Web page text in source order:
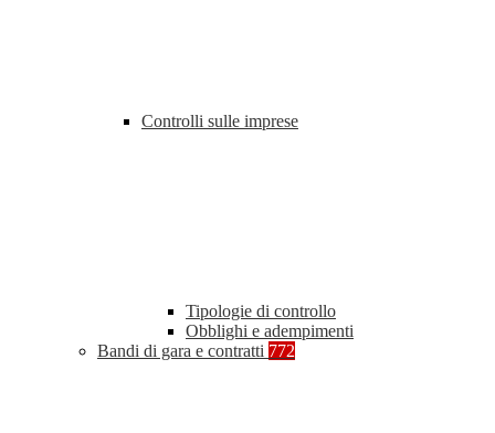
Controlli sulle imprese
Tipologie di controllo
Obblighi e adempimenti
Bandi di gara e contratti 772